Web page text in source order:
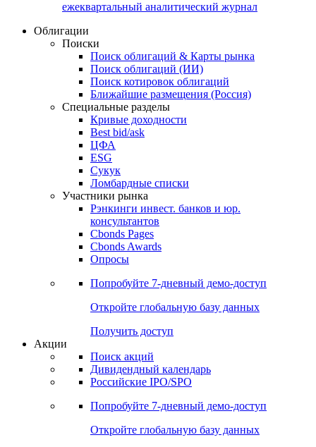
ежеквартальный аналитический журнал
Облигации
Поиски
Поиск облигаций & Карты рынка
Поиск облигаций (ИИ)
Поиск котировок облигаций
Ближайшие размещения (Россия)
Специальные разделы
Кривые доходности
Best bid/ask
ЦФА
ESG
Сукук
Ломбардные списки
Участники рынка
Рэнкинги инвест. банков и юр.
консультантов
Cbonds Pages
Cbonds Awards
Опросы
Попробуйте 7-дневный демо-доступ
Откройте глобальную базу данных
Получить доступ
Акции
Поиск акций
Дивидендный календарь
Российские IPO/SPO
Попробуйте 7-дневный демо-доступ
Откройте глобальную базу данных